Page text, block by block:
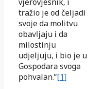
tražio je od čeljadi
svoje da molitvu
obavljaju i da
milostinju
udjeljuju, i bio je u
Gospodara svoga
pohvalan.”[1]